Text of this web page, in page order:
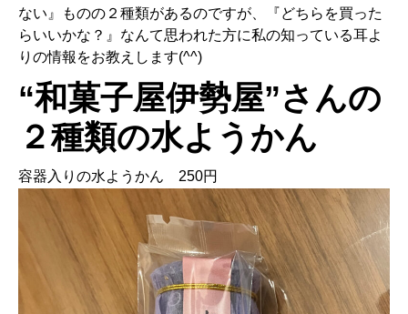
ない』ものの２種類があるのですが、『どちらを買った
らいいかな？』なんて思われた方に私の知っている耳よ
りの情報をお教えします(^^)
“和菓子屋伊勢屋”さんの
２種類の水ようかん
容器入りの水ようかん 250円